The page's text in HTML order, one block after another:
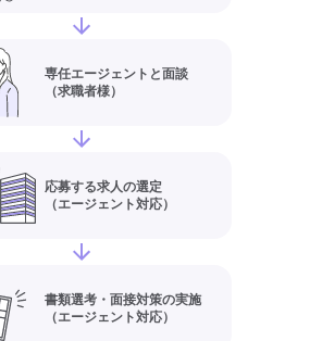
Life しずく(山口県
の介護職員・ヘル
専任エージェントと面談
（求職者様）
応募する求人の選定
（エージェント対応）
書類選考・面接対策の実施
（エージェント対応）